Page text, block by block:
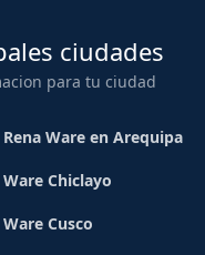
ciudades
para tu ciudad
Ware en Arequipa
Ware Chiclayo
Ware Cusco